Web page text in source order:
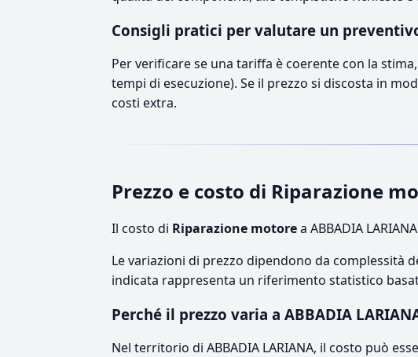
Consigli pratici per valutare un
Per verificare se una tariffa è coerente con la
tempi di esecuzione). Se il prezzo si discosta in
costi extra.
Prezzo e costo di Riparazione
Il costo di Riparazione motorea ABBADIA
Le variazioni di prezzo dipendono da complessità
indicata rappresenta un riferimento statistico
Perché il prezzo varia a ABBADIA
Nel territorio di ABBADIA LARIANA, il costo può